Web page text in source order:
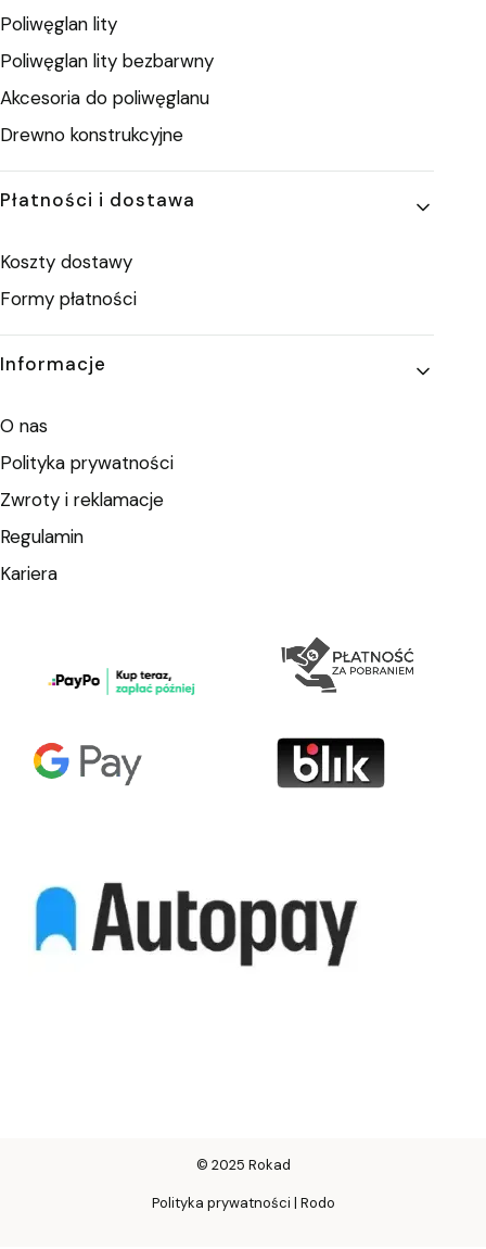
Poliwęglan lity
Poliwęglan lity bezbarwny
Akcesoria do poliwęglanu
Drewno konstrukcyjne
Płatności i dostawa
Koszty dostawy
Formy płatności
Informacje
O nas
Polityka prywatności
Zwroty i reklamacje
Regulamin
Kariera
© 2025 Rokad
Polityka prywatności | Rodo